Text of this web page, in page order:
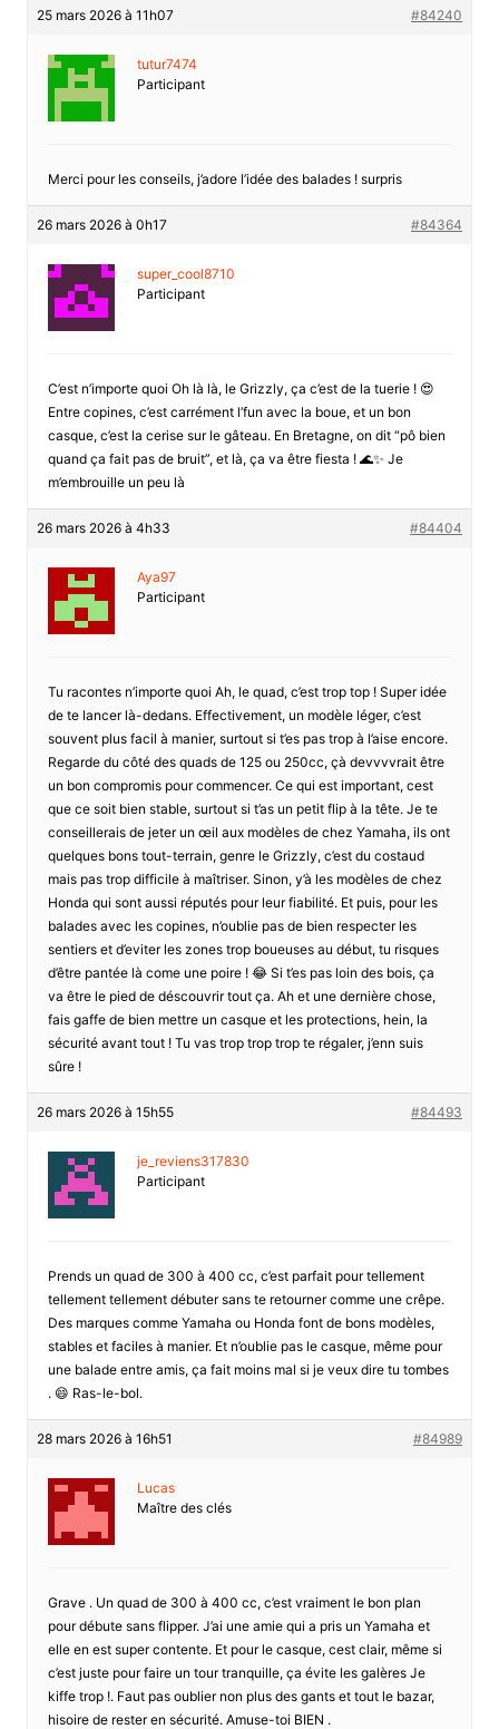
25 mars 2026 à 11h07 #84240
tutur7474
Participant
Merci pour les conseils, j’adore l’idée des balades ! surpris
26 mars 2026 à 0h17 #84364
super_cool8710
Participant
C’est n’importe quoi Oh là là, le Grizzly, ça c’est de la tuerie ! 😍
Entre copines, c’est carrément l’fun avec la boue, et un bon
casque, c’est la cerise sur le gâteau. En Bretagne, on dit “pô bien
quand ça fait pas de bruit”, et là, ça va être fiesta ! 🌊✨ Je
m’embrouille un peu là
26 mars 2026 à 4h33 #84404
Aya97
Participant
Tu racontes n’importe quoi Ah, le quad, c’est trop top ! Super idée
de te lancer là-dedans. Effectivement, un modèle léger, c’est
souvent plus facil à manier, surtout si t’es pas trop à l’aise encore.
Regarde du côté des quads de 125 ou 250cc, çà devvvvrait être
un bon compromis pour commencer. Ce qui est important, cest
que ce soit bien stable, surtout si t’as un petit flip à la tête. Je te
conseillerais de jeter un œil aux modèles de chez Yamaha, ils ont
quelques bons tout-terrain, genre le Grizzly, c’est du costaud
mais pas trop difficile à maîtriser. Sinon, y’à les modèles de chez
Honda qui sont aussi réputés pour leur fiabilité. Et puis, pour les
balades avec les copines, n’oublie pas de bien respecter les
sentiers et d’eviter les zones trop boueuses au début, tu risques
d’être pantée là come une poire ! 😂 Si t’es pas loin des bois, ça
va être le pied de déscouvrir tout ça. Ah et une dernière chose,
fais gaffe de bien mettre un casque et les protections, hein, la
sécurité avant tout ! Tu vas trop trop trop te régaler, j’enn suis
sûre !
26 mars 2026 à 15h55 #84493
je_reviens317830
Participant
Prends un quad de 300 à 400 cc, c’est parfait pour tellement
tellement tellement débuter sans te retourner comme une crêpe.
Des marques comme Yamaha ou Honda font de bons modèles,
stables et faciles à manier. Et n’oublie pas le casque, même pour
une balade entre amis, ça fait moins mal si je veux dire tu tombes
. 😄 Ras-le-bol.
28 mars 2026 à 16h51 #84989
Lucas
Maître des clés
Grave . Un quad de 300 à 400 cc, c’est vraiment le bon plan
pour débute sans flipper. J’ai une amie qui a pris un Yamaha et
elle en est super contente. Et pour le casque, cest clair, même si
c’est juste pour faire un tour tranquille, ça évite les galères Je
kiffe trop !. Faut pas oublier non plus des gants et tout le bazar,
hisoire de rester en sécurité. Amuse-toi BIEN .